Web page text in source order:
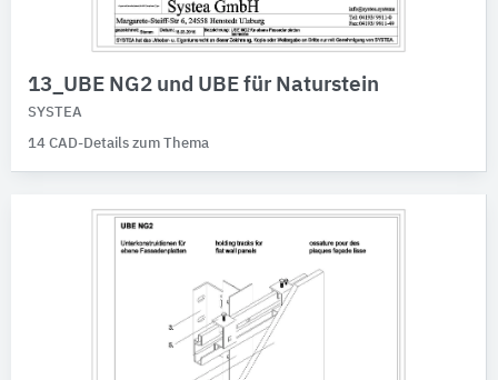
13_UBE NG2 und UBE für Naturstein
SYSTEA
14 CAD-Details zum Thema